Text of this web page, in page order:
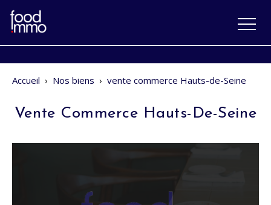
Accueil › Nos biens › vente commerce Hauts-de-Seine
Vente Commerce Hauts-De-Seine